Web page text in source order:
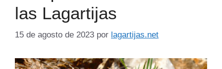
las Lagartijas
15 de agosto de 2023 por lagartijas.net